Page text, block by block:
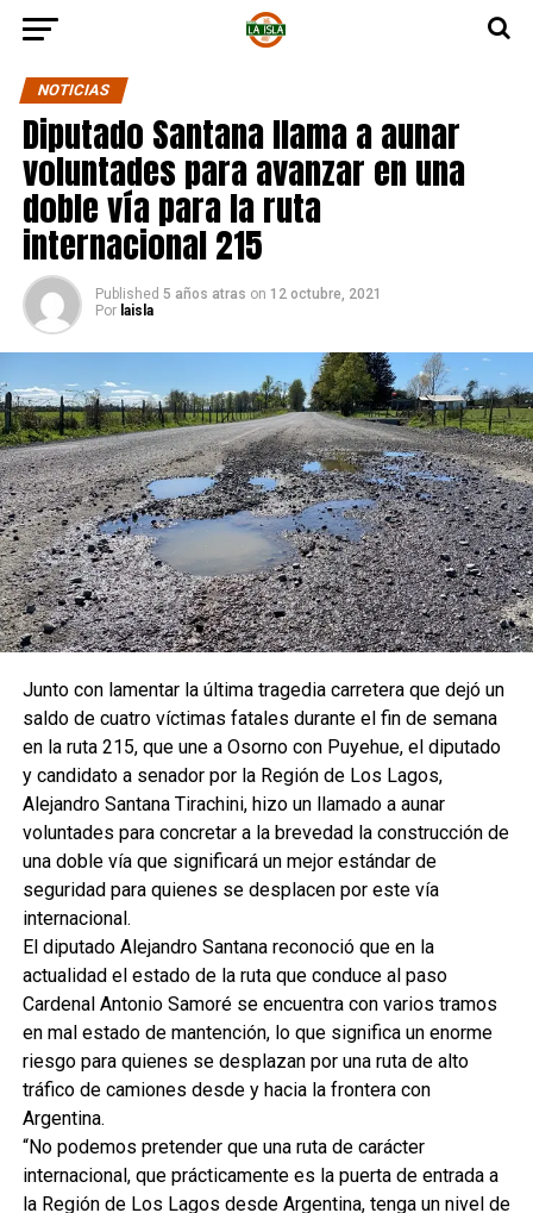
NOTICIAS
Diputado Santana llama a aunar
voluntades para avanzar en una
doble vía para la ruta
internacional 215
Published 5 años atras on 12 octubre, 2021
Por laisla
Junto con lamentar la última tragedia carretera que dejó un
saldo de cuatro víctimas fatales durante el fin de semana
en la ruta 215, que une a Osorno con Puyehue, el diputado
y candidato a senador por la Región de Los Lagos,
Alejandro Santana Tirachini, hizo un llamado a aunar
voluntades para concretar a la brevedad la construcción de
una doble vía que significará un mejor estándar de
seguridad para quienes se desplacen por este vía
internacional.
El diputado Alejandro Santana reconoció que en la
actualidad el estado de la ruta que conduce al paso
Cardenal Antonio Samoré se encuentra con varios tramos
en mal estado de mantención, lo que significa un enorme
riesgo para quienes se desplazan por una ruta de alto
tráfico de camiones desde y hacia la frontera con
Argentina.
“No podemos pretender que una ruta de carácter
internacional, que prácticamente es la puerta de entrada a
la Región de Los Lagos desde Argentina, tenga un nivel de